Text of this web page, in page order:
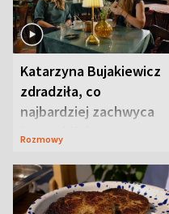
Katarzyna Bujakiewicz
zdradziła, co
najbardziej zachwyca
ją w Lublinie
Rozmowy